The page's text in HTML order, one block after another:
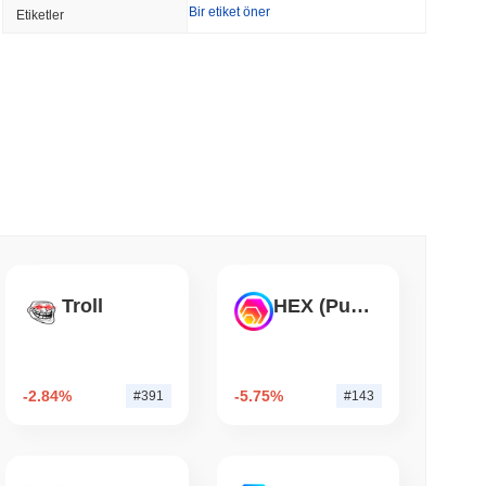
Gayrimenkulünde Tokenizasyon Bayrağını
Etiketler Bir etiket öner
Troll
-2.84% #391
HEX (Pulsechain)
-5.75% #143